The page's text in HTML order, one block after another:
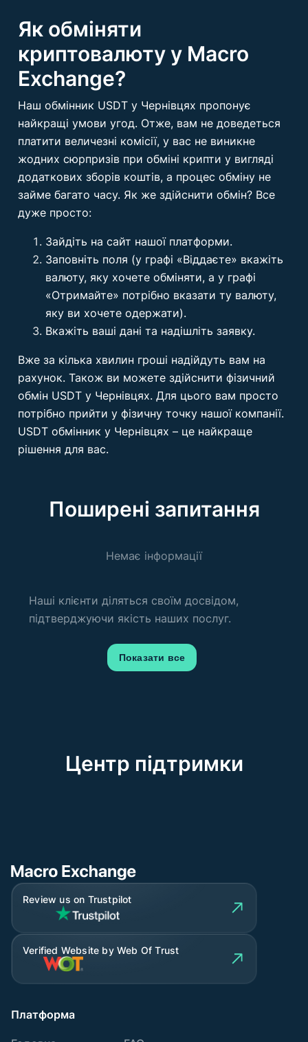
Як обміняти
криптовалюту у Macro
Exchange?
Наш обмінник USDT у Чернівцях пропонує
найкращі умови угод. Отже, вам не доведеться
платити величезні комісії, у вас не виникне
жодних сюрпризів при обміні крипти у вигляді
додаткових зборів коштів, а процес обміну не
займе багато часу. Як же здійснити обмін? Все
дуже просто:
Зайдіть на сайт нашої платформи.
Заповніть поля (у графі «Віддаєте» вкажіть
валюту, яку хочете обміняти, а у графі
«Отримайте» потрібно вказати ту валюту,
яку ви хочете одержати).
Вкажіть ваші дані та надішліть заявку.
Вже за кілька хвилин гроші надійдуть вам на
рахунок. Також ви можете здійснити фізичний
обмін USDT у Чернівцях. Для цього вам просто
потрібно прийти у фізичну точку нашої компанії.
USDT обмінник у Чернівцях – це найкраще
рішення для вас.
Поширені запитання
Немає інформації
Наші клієнти діляться своїм досвідом,
підтверджуючи якість наших послуг.
Показати все
Центр підтримки
Review us on Trustpilot
Verified Website by Web Of Trust
Платформа